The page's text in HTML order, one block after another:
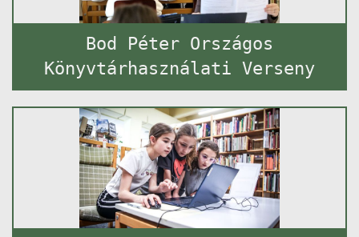
Bod Péter Országos
Könyvtárhasználati Verseny